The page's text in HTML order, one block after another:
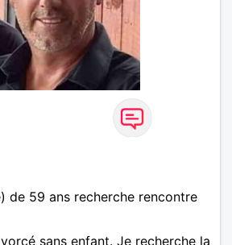
de 59 ans recherche rencontre
sans enfant. Je recherche la